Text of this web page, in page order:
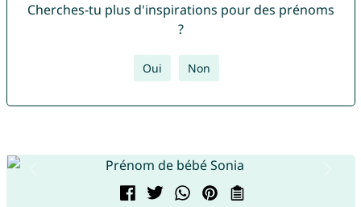
Cherches-tu plus d'inspirations pour des prénoms
?
Oui Non